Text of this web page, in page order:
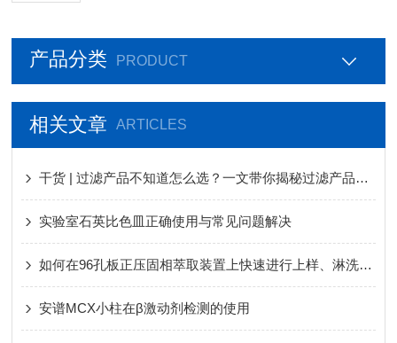
产品分类 PRODUCT
相关文章 ARTICLES
干货 | 过滤产品不知道怎么选？一文带你揭秘过滤产品常见问题
实验室石英比色皿正确使用与常见问题解决
如何在96孔板正压固相萃取装置上快速进行上样、淋洗、洗脱条件的筛选
安谱MCX小柱在β激动剂检测的使用